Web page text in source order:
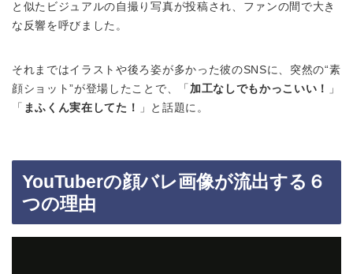
と似たビジュアルの自撮り写真が投稿され、ファンの間で大き
な反響を呼びました。
それまではイラストや後ろ姿が多かった彼のSNSに、突然の“素
顔ショット”が登場したことで、「 加工なしでもかっこいい！
」
「 まふくん実在してた！ 」と話題に。
YouTuberの顔バレ画像が流出する６
つの理由